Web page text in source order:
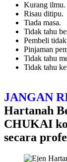
Kurang ilmu.
Risau ditipu.
Tiada masa.
Tidak tahu
Pembeli
Pinjaman
Tidak tahu
Tidak tahu
JANGAN
Hartanah
CHUKAI
secara